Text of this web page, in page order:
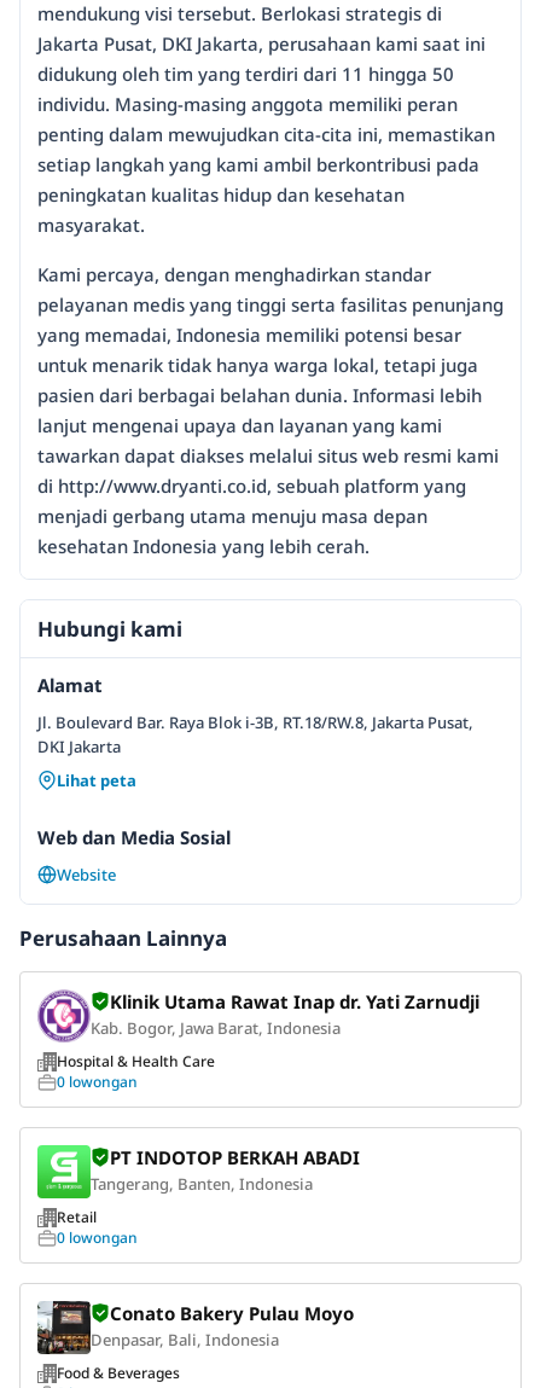
mendukung visi tersebut. Berlokasi strategis di
Jakarta Pusat, DKI Jakarta, perusahaan kami saat ini
didukung oleh tim yang terdiri dari 11 hingga 50
individu. Masing-masing anggota memiliki peran
penting dalam mewujudkan cita-cita ini, memastikan
setiap langkah yang kami ambil berkontribusi pada
peningkatan kualitas hidup dan kesehatan
masyarakat.
Kami percaya, dengan menghadirkan standar
pelayanan medis yang tinggi serta fasilitas penunjang
yang memadai, Indonesia memiliki potensi besar
untuk menarik tidak hanya warga lokal, tetapi juga
pasien dari berbagai belahan dunia. Informasi lebih
lanjut mengenai upaya dan layanan yang kami
tawarkan dapat diakses melalui situs web resmi kami
di http://www.dryanti.co.id, sebuah platform yang
menjadi gerbang utama menuju masa depan
kesehatan Indonesia yang lebih cerah.
Hubungi kami
Alamat
Jl. Boulevard Bar. Raya Blok i-3B, RT.18/RW.8, Jakarta Pusat,
DKI Jakarta
Lihat peta
Web dan Media Sosial
Website
Perusahaan Lainnya
Klinik Utama Rawat Inap dr. Yati Zarnudji
Kab. Bogor, Jawa Barat, Indonesia
Hospital & Health Care
0 lowongan
PT INDOTOP BERKAH ABADI
Tangerang, Banten, Indonesia
Retail
0 lowongan
Conato Bakery Pulau Moyo
Denpasar, Bali, Indonesia
Food & Beverages